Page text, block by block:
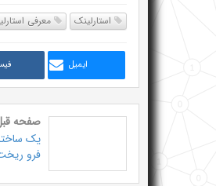
استارلینک معرفی
ایمیل
صفحه
یک
فرو